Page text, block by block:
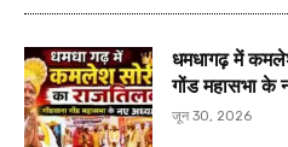
धमधागढ़ में
गोंड महासभा के
जून 30, 2026